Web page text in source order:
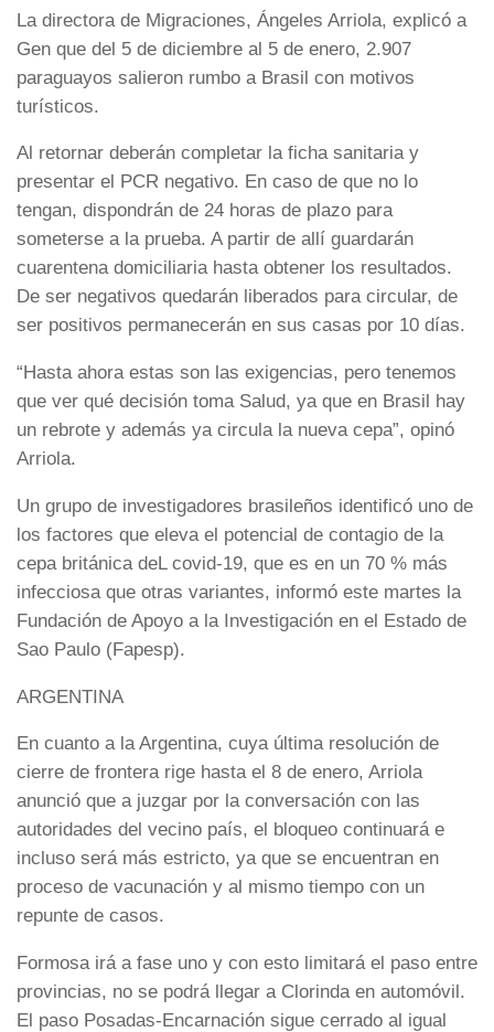
La directora de Migraciones, Ángeles Arriola, explicó a
Gen que del 5 de diciembre al 5 de enero, 2.907
paraguayos salieron rumbo a Brasil con motivos
turísticos.
Al retornar deberán completar la ficha sanitaria y
presentar el PCR negativo. En caso de que no lo
tengan, dispondrán de 24 horas de plazo para
someterse a la prueba. A partir de allí guardarán
cuarentena domiciliaria hasta obtener los resultados.
De ser negativos quedarán liberados para circular, de
ser positivos permanecerán en sus casas por 10 días.
“Hasta ahora estas son las exigencias, pero tenemos
que ver qué decisión toma Salud, ya que en Brasil hay
un rebrote y además ya circula la nueva cepa”, opinó
Arriola.
Un grupo de investigadores brasileños identificó uno de
los factores que eleva el potencial de contagio de la
cepa británica deL covid-19, que es en un 70 % más
infecciosa que otras variantes, informó este martes la
Fundación de Apoyo a la Investigación en el Estado de
Sao Paulo (Fapesp).
ARGENTINA
En cuanto a la Argentina, cuya última resolución de
cierre de frontera rige hasta el 8 de enero, Arriola
anunció que a juzgar por la conversación con las
autoridades del vecino país, el bloqueo continuará e
incluso será más estricto, ya que se encuentran en
proceso de vacunación y al mismo tiempo con un
repunte de casos.
Formosa irá a fase uno y con esto limitará el paso entre
provincias, no se podrá llegar a Clorinda en automóvil.
El paso Posadas-Encarnación sigue cerrado al igual